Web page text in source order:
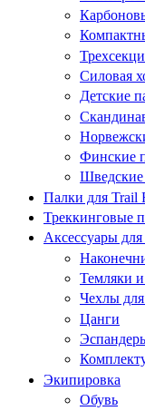
Силовая
Детские
Финские
Шведские
Палки для Trail
Треккинговые
Аксессуары
Темляки
Чехлы
Цанги
Экипировка
Обувь